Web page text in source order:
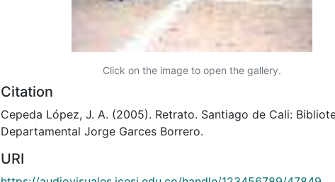
Click on the image to open the gallery.
Citation
Cepeda López, J. A. (2005). Retrato. Santiago de Cali:
Departamental Jorge Garces Borrero.
URI